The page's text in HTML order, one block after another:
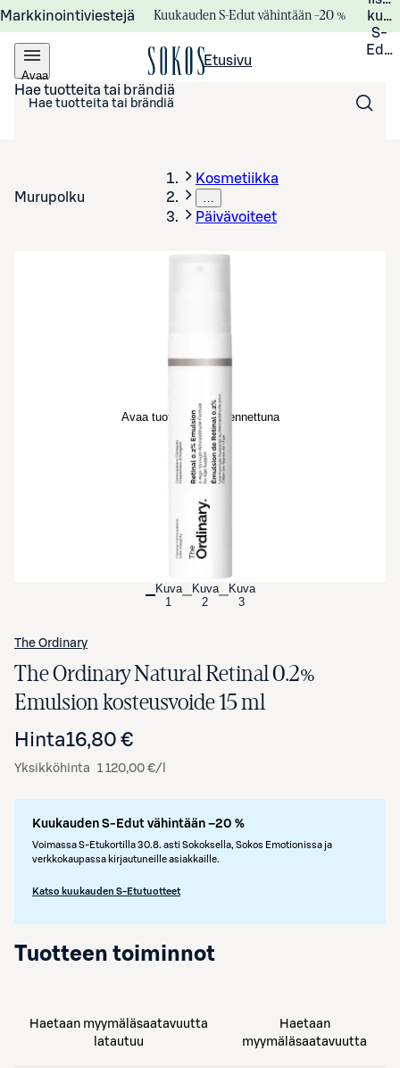
Markkinointiviestejä Kuukauden S-Edut vähintään –20 %
S-
Avaa
valikko
Etusivu
Hae tuotteita tai brändiä
Murupolku
Kosmetiikka
…
Päivävoiteet
Avaa tuotekuva suurennettuna
Kuva
1
Kuva
2
Kuva
3
The Ordinary
The Ordinary Natural Retinal 0.2%
Emulsion kosteusvoide 15 ml
Hinta16,80 €
Yksikköhinta 1 120,00 €/l
Kuukauden S-Edut vähintään –20 %
Voimassa S-Etukortilla 30.8. asti Sokoksella, Sokos Emotionissa ja
verkkokaupassa kirjautuneille asiakkaille.
Katso kuukauden S-Etutuotteet
Tuotteen toiminnot
Haetaan myymäläsaatavuutta
latautuu
Haetaan
myymäläsaatavuutta